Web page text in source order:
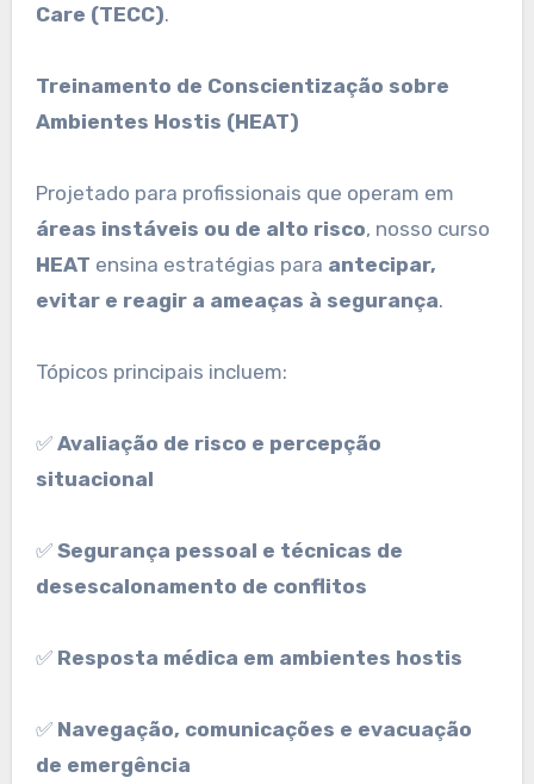
Care (TECC).
Treinamento de Conscientização sobre
Ambientes Hostis (HEAT)
Projetado para profissionais que operam em
áreas instáveis ou de alto risco, nosso curso
HEAT ensina estratégias para antecipar,
evitar e reagir a ameaças à segurança.
Tópicos principais incluem:
✅ Avaliação de risco e percepção
situacional
✅ Segurança pessoal e técnicas de
desescalonamento de conflitos
✅ Resposta médica em ambientes hostis
✅ Navegação, comunicações e evacuação
de emergência